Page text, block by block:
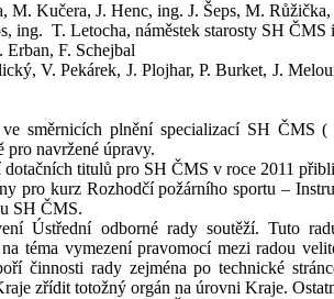
M. Kučera, J. Henc, ing. J. Šeps, M.
ing. T. Letocha, náměstek starosty SH ČMS
F. Schejbal
V. Pekárek, J. Plojhar, P. Burket, J.
směrnicích plnění specializací SH
pro navržené úpravy.
dotačních titulů pro SH ČMS v roce 2011
pro kurz Rozhodčí požárního sportu –
SH ČMS.
Ústřední odborné rady soutěží. Tuto
téma vymezení pravomocí mezi radou
činnosti rady zejména po technické
zřídit totožný orgán na úrovni Kraje.